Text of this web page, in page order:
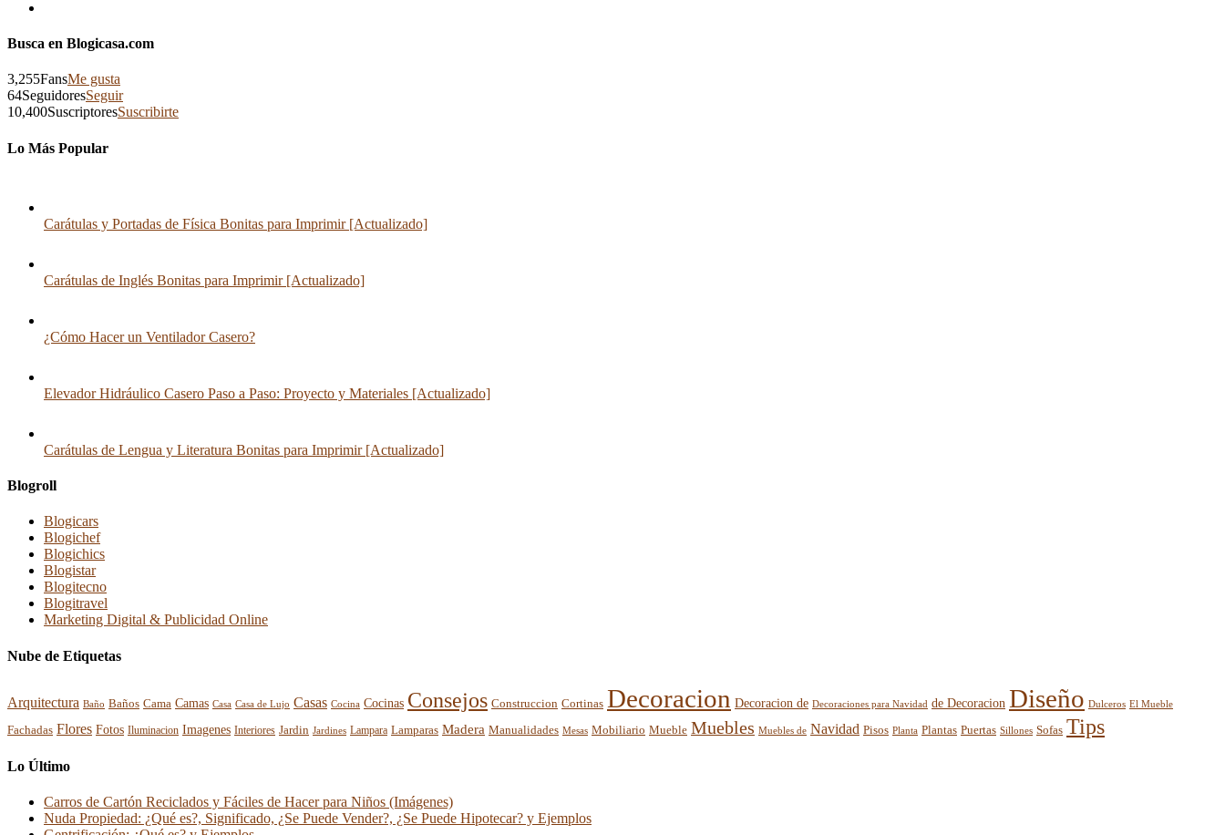
Busca en Blogicasa.com
3,255FansMe gusta
64SeguidoresSeguir
10,400SuscriptoresSuscribirte
Lo Más Popular
Carátulas y Portadas de Física Bonitas para Imprimir [Actualizado]
Carátulas de Inglés Bonitas para Imprimir [Actualizado]
¿Cómo Hacer un Ventilador Casero?
Elevador Hidráulico Casero Paso a Paso: Proyecto y Materiales [Actualizado]
Carátulas de Lengua y Literatura Bonitas para Imprimir [Actualizado]
Blogroll
Blogicars
Blogichef
Blogichics
Blogistar
Blogitecno
Blogitravel
Marketing Digital & Publicidad Online
Nube de Etiquetas
Arquitectura Baño Baños Cama Camas Casa Casa de Lujo Casas Cocina Cocinas Consejos Construccion Cortinas Decoracion Decoracion de Decoraciones para Navidad de Decoracion Diseño Dulceros El Mueble
Fachadas Flores Fotos Iluminacion Imagenes Interiores Jardin Jardines Lampara Lamparas Madera Manualidades Mesas Mobiliario Mueble Muebles Muebles de Navidad Pisos Planta Plantas Puertas Sillones Sofas Tips
Lo Último
Carros de Cartón Reciclados y Fáciles de Hacer para Niños (Imágenes)
Nuda Propiedad: ¿Qué es?, Significado, ¿Se Puede Vender?, ¿Se Puede Hipotecar? y Ejemplos